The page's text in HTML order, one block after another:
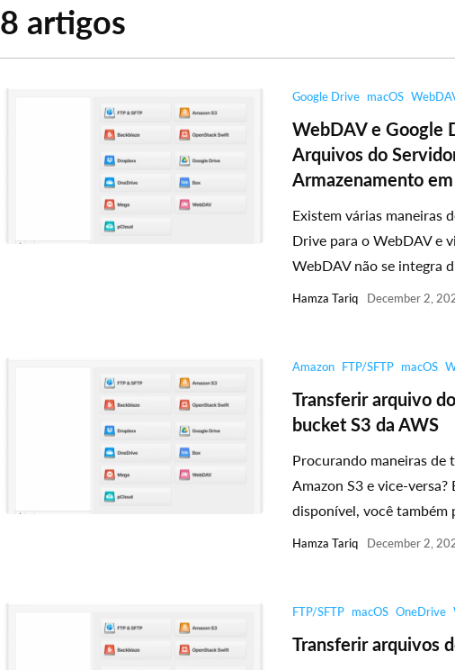
8 artigos
Google Drive macOS
WebDAV e Google
Arquivos do
Armazenamento
Existem várias maneiras
Drive para o WebDAV e
WebDAV não se integra
Hamza Tariq December 2,
Amazon FTP/SFTP macOS
Transferir arquivo
bucket S3 da AWS
Procurando maneiras de
Amazon S3 e vice-
disponível, você também
Hamza Tariq December 2,
FTP/SFTP macOS OneDrive
Transferir arquivos